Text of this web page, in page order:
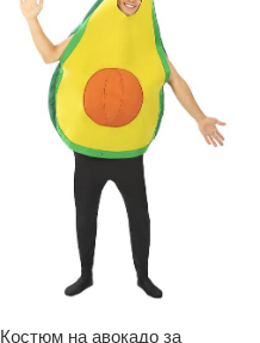
Костюм на авокадо за